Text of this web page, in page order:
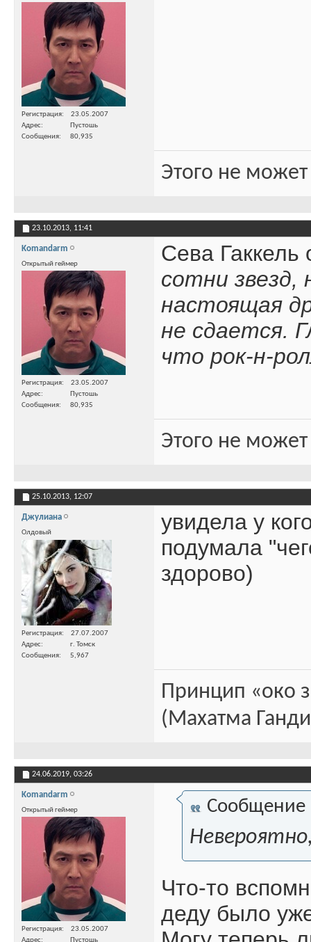
Регистрация
23.05.2007
Адрес
Пустошь
Сообщения
80,935
Этого не
23.10.2013, 11:41
Komandarm
Открытый геймер
Регистрация
23.05.2007
Адрес
Пустошь
Сообщения
80,935
Сева Гаккель
сотни
настоящая
не сдается.
что рок-н-
Этого не
25.10.2013, 12:07
Джулиана
Олдовый
Регистрация
27.07.2007
Адрес
г. Томск
Сообщения
5,967
увидела у
подумала
здорово)
Принцип «око
(Махатма
24.06.2019, 03:26
Komandarm
Открытый геймер
Регистрация
23.05.2007
Адрес
Пустошь
Сообщение
Что-то
деду было